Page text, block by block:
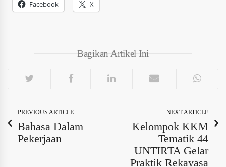
Facebook X
Bagikan Artikel Ini
PREVIOUS ARTICLE
Bahasa Dalam
Pekerjaan
NEXT ARTICLE
Kelompok KKM
Tematik 44
UNTIRTA Gelar
Praktik Rekayasa